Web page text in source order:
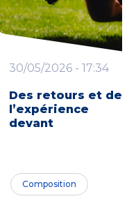
30/05/2026 - 17:34
Des retours et de
l’expérience
devant
Composition